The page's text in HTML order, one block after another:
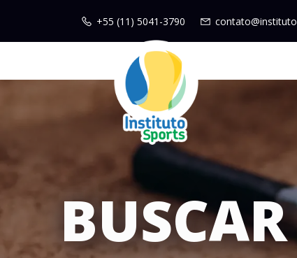
+55 (11) 5041-3790
BUSCAR